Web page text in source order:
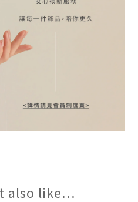
also like...